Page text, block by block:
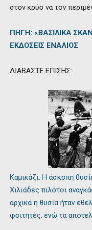
στον κρύο να τον
ΠΗΓΗ: «ΒΑΣΙΛΙΚΑ
ΕΚΔΟΣΕΙΣ ΕΝΑΛΙΟΣ
ΔΙΑΒΑΣΤΕ ΕΠΙΣΗΣ:
Καμικάζι. Η άσκοπη
Χιλιάδες πιλότοι
αρχικά η θυσία ήταν
φοιτητές, ενώ τα